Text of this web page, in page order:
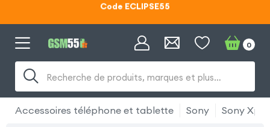
Code ECLIPSE55
Recherche de produits, marques et plus…
0
Accessoires téléphone et tablette Sony Sony